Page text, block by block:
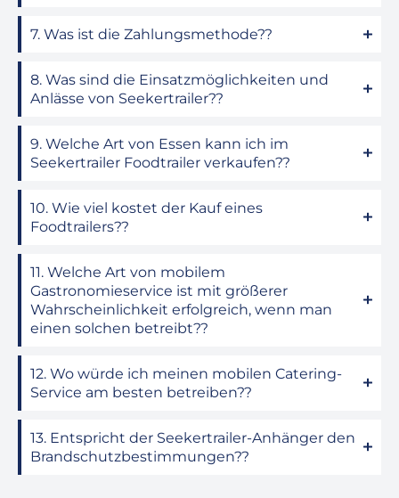
7. Was ist die Zahlungsmethode??
8. Was sind die Einsatzmöglichkeiten und
Anlässe von Seekertrailer??
9. Welche Art von Essen kann ich im
Seekertrailer Foodtrailer verkaufen??
10. Wie viel kostet der Kauf eines
Foodtrailers??
11. Welche Art von mobilem
Gastronomieservice ist mit größerer
Wahrscheinlichkeit erfolgreich, wenn man
einen solchen betreibt??
12. Wo würde ich meinen mobilen Catering-
Service am besten betreiben??
13. Entspricht der Seekertrailer-Anhänger den
Brandschutzbestimmungen??